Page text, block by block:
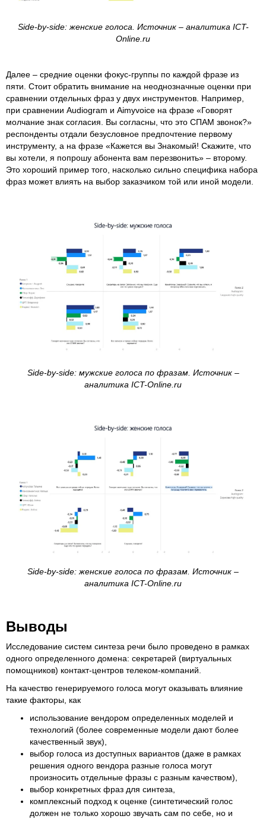
Side-by-side: женские голоса. Источник – аналитика ICT-
Online.ru
Далее – средние оценки фокус-группы по каждой фразе из
пяти. Стоит обратить внимание на неоднозначные оценки при
сравнении отдельных фраз у двух инструментов. Например,
при сравнении Audiogram и Aimyvoice на фразе «Говорят
молчание знак согласия. Вы согласны, что это СПАМ звонок?»
респонденты отдали безусловное предпочтение первому
инструменту, а на фразе «Кажется вы Знакомый! Скажите, что
вы хотели, я попрошу абонента вам перезвонить» – второму.
Это хороший пример того, насколько сильно специфика набора
фраз может влиять на выбор заказчиком той или иной модели.
Side-by-side: мужские голоса по фразам. Источник –
аналитика ICT-Online.ru
Side-by-side: женские голоса по фразам. Источник –
аналитика ICT-Online.ru
Выводы
Исследование систем синтеза речи было проведено в рамках
одного определенного домена: секретарей (виртуальных
помощников) контакт-центров телеком-компаний.
На качество генерируемого голоса могут оказывать влияние
такие факторы, как
использование вендором определенных моделей и
технологий (более современные модели дают более
качественный звук),
выбор голоса из доступных вариантов (даже в рамках
решения одного вендора разные голоса могут
произносить отдельные фразы с разным качеством),
выбор конкретных фраз для синтеза,
комплексный подход к оценке (синтетический голос
должен не только хорошо звучать сам по себе, но и